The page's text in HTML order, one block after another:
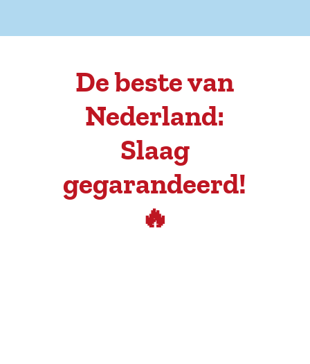
De beste van
Nederland:
Slaag
gegarandeerd!
🔥